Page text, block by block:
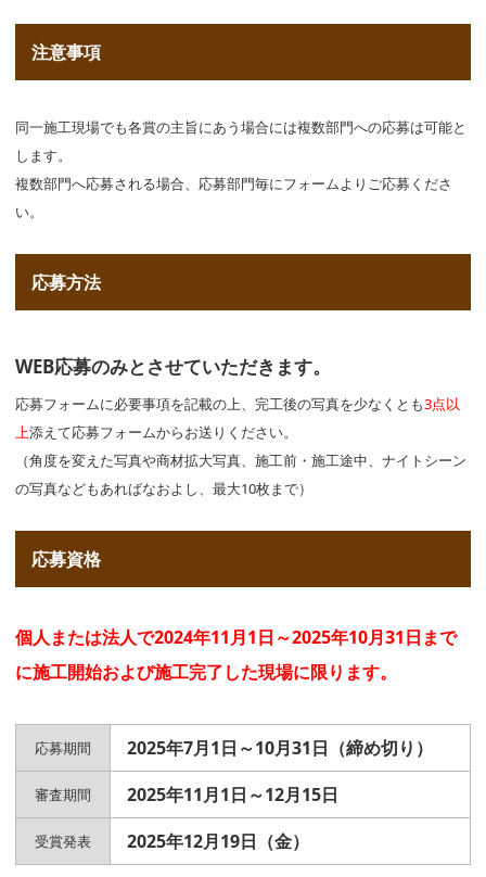
注意事項
同一施工現場でも各賞の主旨にあう場合には複数部門への応募は可能と
します。
複数部門へ応募される場合、応募部門毎にフォームよりご応募くださ
い。
応募方法
WEB応募のみとさせていただきます。
応募フォームに必要事項を記載の上、完工後の写真を少なくとも3点以
上添えて応募フォームからお送りください。
（角度を変えた写真や商材拡大写真、施工前・施工途中、ナイトシーン
の写真などもあればなおよし、最大10枚まで）
応募資格
個人または法人で2024年11月1日～2025年10月31日まで
に施工開始および施工完了した現場に限ります。
応募期間 2025年7月1日～10月31日（締め切り）
審査期間 2025年11月1日～12月15日
受賞発表 2025年12月19日（金）